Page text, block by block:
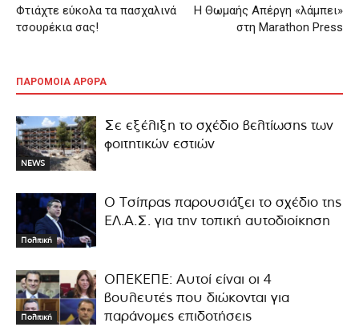
Φτιάχτε εύκολα τα πασχαλινά
τσουρέκια σας!
Η Θωμαής Απέργη «λάμπει»
στη Marathon Press
ΠΑΡΟΜΟΙΑ ΑΡΘΡΑ
NEWS
Σε εξέλιξη το σχέδιο βελτίωσης των
φοιτητικών εστιών
Πολιτική
Ο Τσίπρας παρουσιάζει το σχέδιο της
ΕΛ.Α.Σ. για την τοπική αυτοδιοίκηση
Πολιτική
ΟΠΕΚΕΠΕ: Αυτοί είναι οι 4
βουλευτές που διώκονται για
παράνομες επιδοτήσεις